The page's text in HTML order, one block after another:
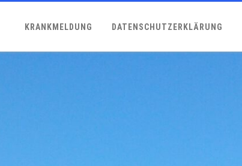
KRANKMELDUNG DATENSCHUTZERKLÄRUNG